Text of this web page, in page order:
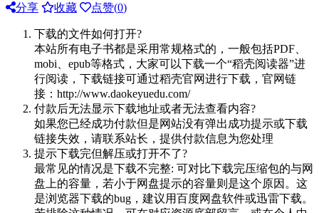
分享 收藏 点赞(0)
下载的文件如何打开?
本站所有电子书都是采用常规格式的，一般包括PDF、
mobi、epub等格式，大家可以下载一个“稻壳阅读器”进
行阅读，下载链接可通过稻壳官网进行下载，官网链
接：http://www.daokeyuedu.com/
付款后无法显示下载地址或者无法查看内容?
如果您已经成功付款但是网站没有弹出成功提示或下载
链接失效，请联系站长，提供付款信息为您处理
提示下载完但解压或打开不了?
最常见的情况是下载不完整: 可对比下载完压缩包的与网
盘上的容量，若小于网盘提示的容量则是这个原因。这
是浏览器下载的bug，建议用百度网盘软件或迅雷下载。